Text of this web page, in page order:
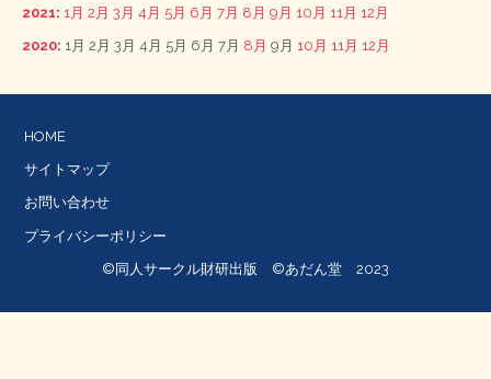
2021: 1月 2月 3月 4月 5月 6月 7月 8月 9月 10月 11月 12月
2020: 1月 2月 3月 4月 5月 6月 7月 8月 9月 10月 11月 12月
HOME
サイトマップ
お問い合わせ
プライバシーポリシー
©同人サークル財研出版 ©あだん堂 2023